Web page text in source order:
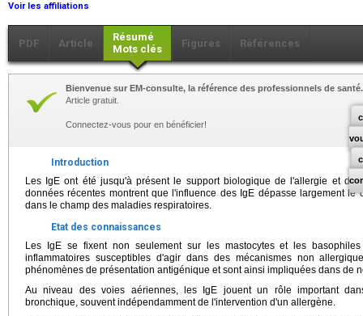
Voir les affiliations
PDF Article
Résumé
Mots clés
Figures Références
Bienvenue sur EM-consulte, la référence des professionnels de santé.
Article gratuit.
Connectez-vous pour en bénéficier!
Introduction
Les IgE ont été jusqu'à présent le support biologique de l'allergie et de
données récentes montrent que l'influence des IgE dépasse largement le
dans le champ des maladies respiratoires.
Etat des connaissances
Les IgE se fixent non seulement sur les mastocytes et les
inflammatoires susceptibles d'agir dans des mécanismes non
phénomènes de présentation antigénique et sont ainsi impliquées dans de
Au niveau des voies aériennes, les IgE jouent un rôle important
bronchique, souvent indépendamment de l'intervention d'un allergène.